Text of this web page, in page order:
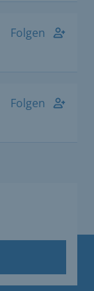
Folgen
Folgen